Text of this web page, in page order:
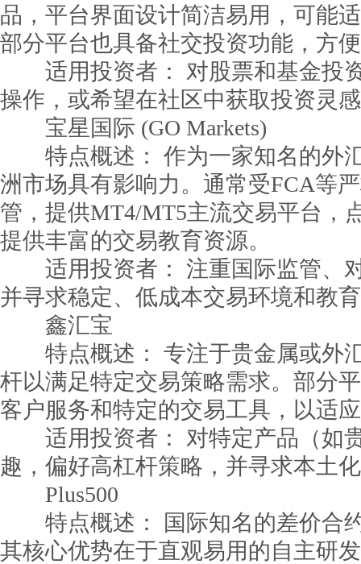
品，平台界面设计简洁易用，可能
部分平台也具备社交投资功能，方
适用投资者： 对股票和基金投
操作，或希望在社区中获取投资灵
宝星国际 (GO Markets)
特点概述： 作为一家知名的外
洲市场具有影响力。通常受FCA等
管，提供MT4/MT5主流交易平台，
提供丰富的交易教育资源。
适用投资者： 注重国际监管、
并寻求稳定、低成本交易环境和教
鑫汇宝
特点概述： 专注于贵金属或外
杆以满足特定交易策略需求。部分
客户服务和特定的交易工具，以适
适用投资者： 对特定产品（如
趣，偏好高杠杆策略，并寻求本土
Plus500
特点概述： 国际知名的差价合
其核心优势在于直观易用的自主研